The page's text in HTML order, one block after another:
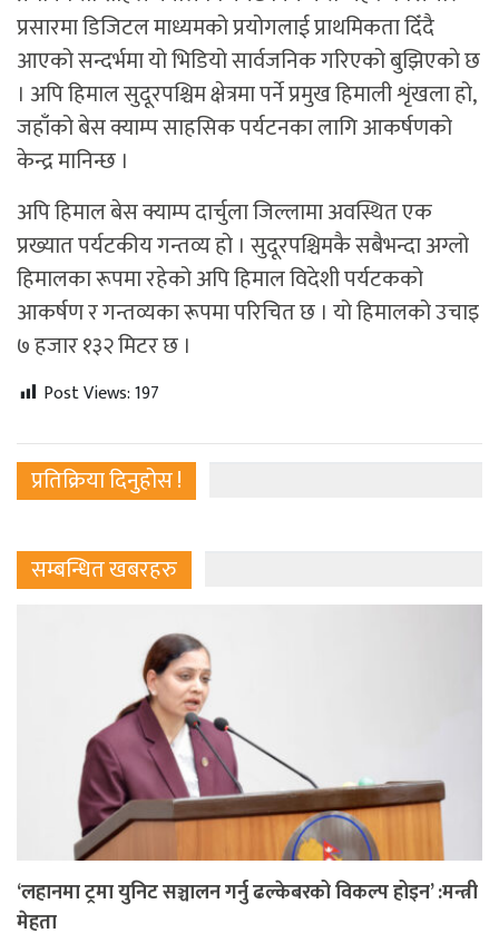
प्रसारमा डिजिटल माध्यमको प्रयोगलाई प्राथमिकता दिँदै
आएको सन्दर्भमा यो भिडियो सार्वजनिक गरिएको बुझिएकाे छ
। अपि हिमाल सुदूरपश्चिम क्षेत्रमा पर्ने प्रमुख हिमाली शृंखला हो,
जहाँको बेस क्याम्प साहसिक पर्यटनका लागि आकर्षणको
केन्द्र मानिन्छ ।
अपि हिमाल बेस क्याम्प दार्चुला जिल्लामा अवस्थित एक
प्रख्यात पर्यटकीय गन्तव्य हो । सुदूरपश्चिमकै सबैभन्दा अग्लो
हिमालका रूपमा रहेको अपि हिमाल विदेशी पर्यटकको
आकर्षण र गन्तव्यका रूपमा परिचित छ । यो हिमालको उचाइ
७ हजार १३२ मिटर छ ।
Post Views:197
प्रतिक्रिया दिनुहोस !
सम्बन्धित खबरहरु
‘लहानमा ट्रमा युनिट सञ्चालन गर्नु ढल्केबरको विकल्प होइन’ :मन्त्री
मेहता